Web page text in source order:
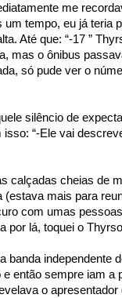
me
tempo, eu já teria
Até que: “-17 ”
mas o ônibus
só pude ver o
silêncio de
“-Ele vai
calçadas cheias de
mais para
com umas
por lá, toquei o
banda
então sempre iam a
o